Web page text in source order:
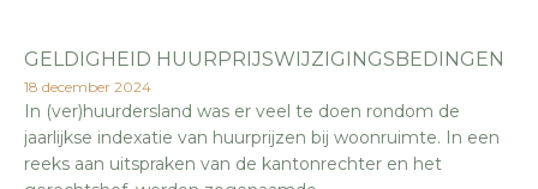
GELDIGHEID HUURPRIJSWIJZIGINGSBEDINGEN
18 december 2024
In (ver)huurdersland was er veel te doen rondom de
jaarlijkse indexatie van huurprijzen bij woonruimte. In een
reeks aan uitspraken van de kantonrechter en het